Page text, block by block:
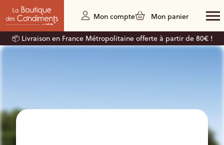
Mon compte Mon panier
📦 Livraison en France Métropolitaine offerte à partir de 80€ !